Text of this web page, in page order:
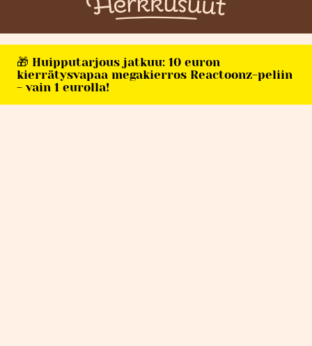
🎁 Huipputarjous jatkuu: 10 euron
kierrätysvapaa megakierros Reactoonz-peliin
- vain 1 eurolla!